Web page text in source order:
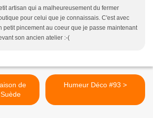
artisan qui a malheureusement du fermer
pour celui que je connaissais. C'est avec
petit pincement au coeur que je passe maintenant
son ancien atelier :-(
Humeur Déco #93 >